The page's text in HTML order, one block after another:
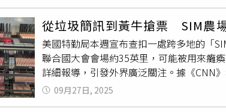
暗示他們可能只是被某位不明幕後主使所
眼」，組織動手為「支鍋」，尋穴看勢為
「一塊」指100元、「一方」指1萬元。交
害，追繳過程雇請專業人員吊裝、打包、
近半成品在千里之外追回。案後統計與審
量即超越沛縣博物館現有館藏總和。2022
萬元；2025年9月17日，李男團伙 最後一
科學價值「無法以金額衡量」。同時，當
珠寶，手法同樣大膽。
元（約合新台幣43萬元）至指定地點進行
發現，該詐騙團伙表面經營文化傳播公司
中老年族群，利用健康隱憂、家庭災厄等
動，成功端掉位於不同地區的兩處詐騙據
上課程的「大師」面對突如其來的警方詢
包括陳某在內的71名嫌疑人已因涉嫌詐騙
從垃圾簡訊到黃牛搶票 SIM農
美國特勤局本週宣布查扣一處跨多地的「
聯合國大會會場約35英里，可能被用來癱
詳細報導，引發外界廣泛關注。據《CNN
則引述專家表示，該系統也有可能被用於
未提供任何證據顯示此案涉及國家級間諜
09月27日, 2025